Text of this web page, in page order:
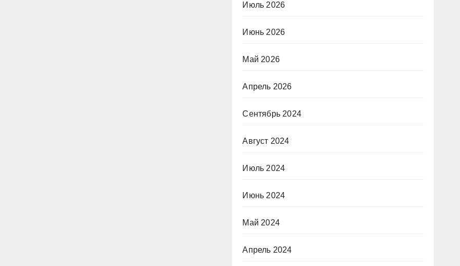
Июль 2026
Июнь 2026
Май 2026
Апрель 2026
Сентябрь 2024
Август 2024
Июль 2024
Июнь 2024
Май 2024
Апрель 2024